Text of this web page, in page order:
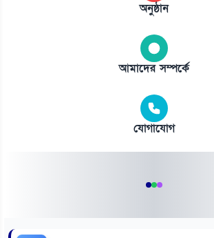
অনুষ্ঠান
আমাদের সম্পর্কে
যোগাযোগ